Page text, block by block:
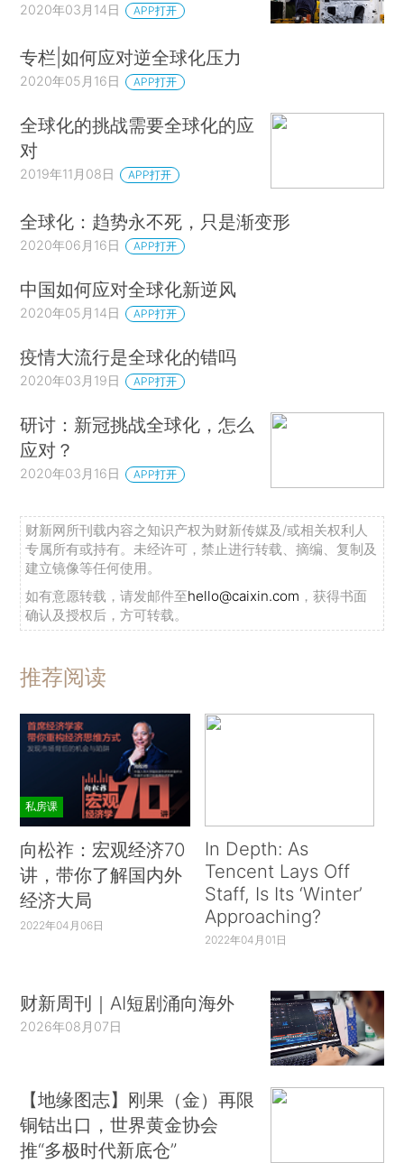
2020年03月14日 APP打开
专栏|如何应对逆全球化压力
2020年05月16日 APP打开
全球化的挑战需要全球化的应
对
2019年11月08日 APP打开
全球化：趋势永不死，只是渐变形
2020年06月16日 APP打开
中国如何应对全球化新逆风
2020年05月14日 APP打开
疫情大流行是全球化的错吗
2020年03月19日 APP打开
研讨：新冠挑战全球化，怎么
应对？
2020年03月16日 APP打开
财新网所刊载内容之知识产权为财新传媒及/或相关权利人
专属所有或持有。未经许可，禁止进行转载、摘编、复制及
建立镜像等任何使用。
如有意愿转载，请发邮件至hello@caixin.com ，获得书面
确认及授权后，方可转载。
推荐阅读
私房课
向松祚：宏观经济70
讲，带你了解国内外
经济大局
2022年04月06日
In Depth: As
Tencent Lays Off
Staff, Is Its ‘Winter’
Approaching?
2022年04月01日
财新周刊｜AI短剧涌向海外
2026年08月07日
【地缘图志】刚果（金）再限
铜钴出口，世界黄金协会
推“多极时代新底仓”